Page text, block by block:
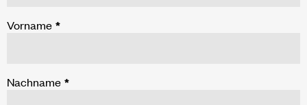
Vorname *
Nachname *